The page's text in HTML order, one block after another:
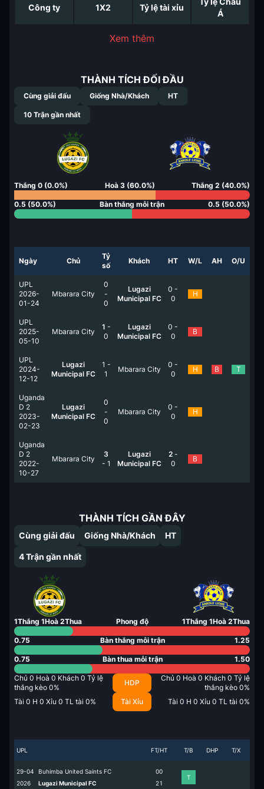
Công ty 1X2 Tỷ lệ tài xỉu
Á
Xem thêm
THÀNH TÍCH ĐỐI ĐẦU
Cùng giải đấu Giống Nhà/Khách HT
10 Trận gần nhất
Thắng 0 (0.0%) Hoà 3(60.0%) Thắng 2 (40.0%)
0.5 (50.0%) Bàn thắng mỗi trận 0.5 (50.0%)
Ngày Chủ
Tỷ
số
Khách HT W/L AH O/U
UPL
2026-
01-24
Mbarara City
0
-
0
Lugazi
Municipal FC
0 -
0
H
UPL
2025-
05-10
Mbarara City
1 -
0
Lugazi
Municipal FC
0 -
0
B
UPL
2024-
12-12
Lugazi
Municipal FC
1 -
1
Mbarara City
0 -
0
H B T
Uganda
D 2
2023-
02-23
Lugazi
Municipal FC
0
-
0
Mbarara City
0 -
0
H
Uganda
D 2
2022-
10-27
Mbarara City
3
- 1
Lugazi
Municipal FC
2 -
0
B
THÀNH TÍCH GẦN ĐÂY
Cùng giải đấu Giống Nhà/Khách HT
4Trận gần nhất
1Thắng 1Hoà 2Thua Phong độ 1Thắng 1Hoà 2Thua
0.75 Bàn thắng mỗi trận 1.25
0.75 Bàn thua mỗi trận 1.50
Chủ 0 Hoà 0 Khách 0 Tỷ lệ
thắng kèo 0%
HDP
Chủ 0 Hoà 0 Khách 0 Tỷ lệ
thắng kèo 0%
Tài 0 H 0 Xỉu 0 TL tài 0% Tài Xỉu Tài 0 H 0 Xỉu 0 TL tài 0%
UPL FT/HT T/B DHP T/X
29-04
2026
Buhimba United Saints FC
Lugazi Municipal FC
0
2
0
1
T